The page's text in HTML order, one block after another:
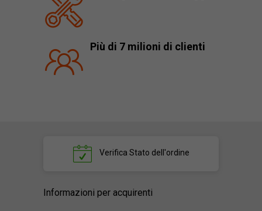
Più di 7 milioni di clienti
Verifica Stato dell'ordine
Informazioni per acquirenti